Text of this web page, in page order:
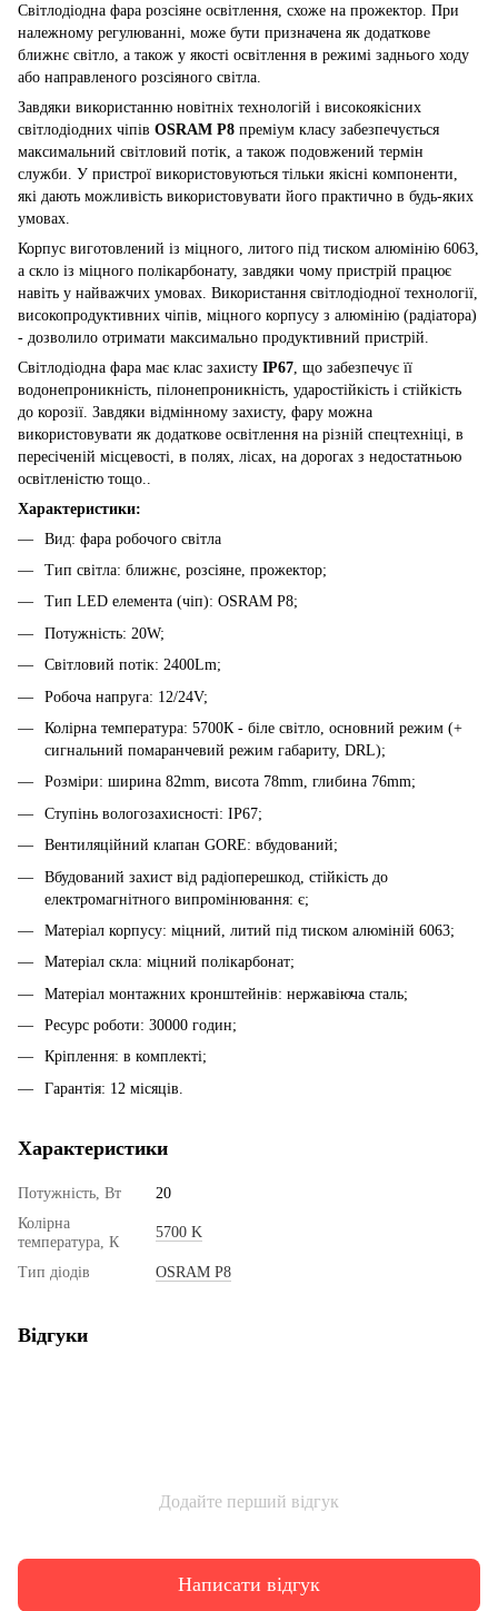
Світлодіодна фара розсіяне освітлення, схоже на прожектор. При
належному регулюванні, може бути призначена як додаткове
ближнє світло, а також у якості освітлення в режимі заднього ходу
або направленого розсіяного світла
Завдяки використанню новітніх технологій і високоякісних
світлодіодних чіпів OSRAM P8 преміум класу забезпечується
максимальний світловий потік, а також подовжений термін
служби. У пристрої використовуються тільки якісні компоненти,
які дають можливість використовувати його практично в будь-яких
умовах.
Корпус виготовлений із міцного, литого під тиском алюмінію 6063,
а скло із міцного полікарбонату, завдяки чому пристрій працює
навіть у найважчих умовах. Використання світлодіодної технології,
високопродуктивних чіпів, міцного корпусу з алюмінію (радіатора)
- дозволило отримати максимально продуктивний пристрій.
Світлодіодна фара має клас захисту IP67 , що забезпечує її
водонепроникність, пілонепроникність, ударостійкість і стійкість
до корозії. Завдяки відмінному захисту, фару можна
використовувати як додаткове освітлення на різній спецтехніці, в
пересіченій місцевості, в полях, лісах, на дорогах з недостатньою
освітленістю тощо..
Характеристики:
Вид: фара робочого світла
Тип світла: ближнє, розсіяне, прожектор;
Тип LED елемента (чіп): OSRAM P8;
Потужність: 20W;
Світловий потік: 2400Lm;
Робоча напруга: 12/24V;
Колірна температура: 5700К - біле світло, основний режим (+
сигнальний помаранчевий режим габариту, DRL);
Розміри: ширина 82mm, висота 78mm, глибина 76mm;
Ступінь вологозахисності: IP67;
Вентиляційний клапан GORE: вбудований;
Вбудований захист від радіоперешкод, стійкість до
електромагнітного випромінювання: є;
Матеріал корпусу: міцний, литий під тиском алюміній 6063;
Матеріал скла: міцний полікарбонат;
Матеріал монтажних кронштейнів: нержавіюча сталь;
Ресурс роботи: 30000 годин;
Кріплення: в комплекті;
Гарантія: 12 місяців.
Характеристики
Потужність, Вт
20
Колірна
температура, К
5700 K
Тип діодів OSRAM P8
Відгуки
Додайте перший відгук
Написати відгук